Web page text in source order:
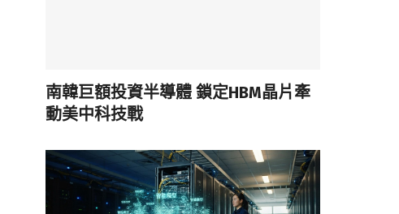
南韓巨額投資半導體 鎖定HBM晶片牽
動美中科技戰